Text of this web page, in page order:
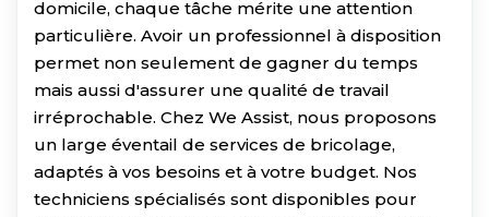
domicile, chaque tâche mérite une attention
particulière. Avoir un professionnel à disposition
permet non seulement de gagner du temps
mais aussi d'assurer une qualité de travail
irréprochable. Chez We Assist, nous proposons
un large éventail de services de bricolage,
adaptés à vos besoins et à votre budget. Nos
techniciens spécialisés sont disponibles pour